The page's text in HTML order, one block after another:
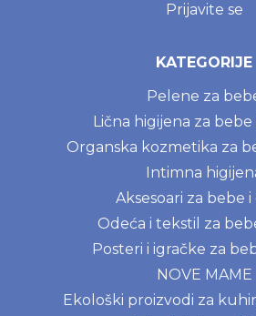
Prijavite se
KATEGORIJE
Pelene za
Lična higijena za bebe
Organska kozmetika za
Intimna
Aksesoari za bebe
Odeća i tekstil za
Posteri i igračke za
NOVE MAME
Ekološki proizvodi za